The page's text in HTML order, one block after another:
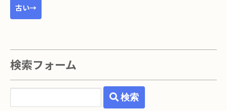
古い→
検索フォーム
検索